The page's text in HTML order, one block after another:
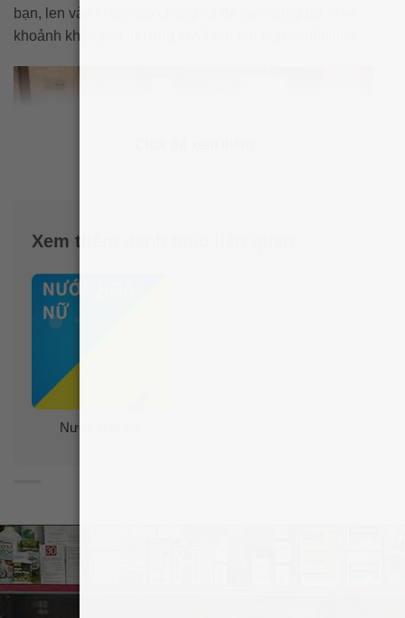
bạn, len vào kí ức của chàng và để lại những dư vị về
khoảnh khắc yêu thương tuyệt vời với người đối diện.
Xem thêm danh mục liên quan
Nước hoa nữ